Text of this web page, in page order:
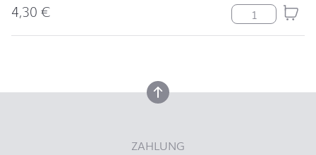
4,30€ Serviette
nach oben
ZAHLUNG